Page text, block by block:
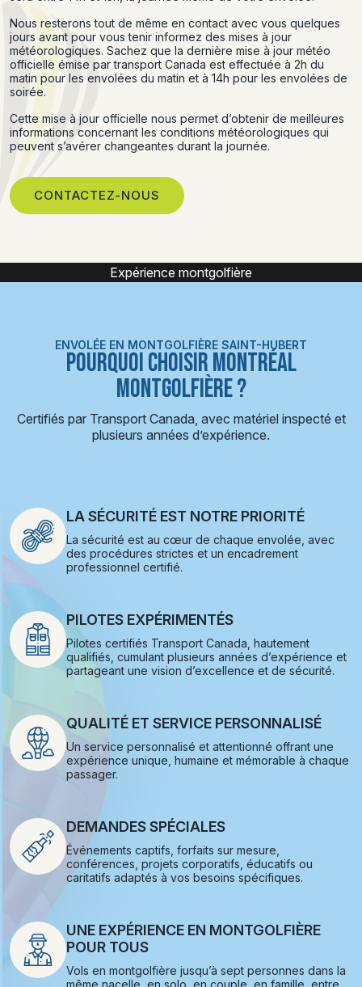
Nous resterons tout de même en contact avec vous quelques
jours avant pour vous tenir informez des mises à jour
météorologiques. Sachez que la dernière mise à jour météo
officielle émise par transport Canada est effectuée à 2h du
matin pour les envolées du matin et à 14h pour les envolées de
soirée.
Cette mise à jour officielle nous permet d’obtenir de meilleures
informations concernant les conditions météorologiques qui
peuvent s’avérer changeantes durant la journée.
CONTACTEZ-NOUS
Montgolfière
ENVOLÉE EN MONTGOLFIÈRE SAINT-HUBERT
POURQUOI CHOISIR MONTRÉAL
MONTGOLFIÈRE ?
Certifiés par Transport Canada, avec matériel inspecté et
plusieurs années d’expérience.
LA SÉCURITÉ EST NOTRE PRIORITÉ
La sécurité est au cœur de chaque envolée, avec
des procédures strictes et un encadrement
professionnel certifié.
PILOTES EXPÉRIMENTÉS
Pilotes certifiés Transport Canada, hautement
qualifiés, cumulant plusieurs années d’expérience et
partageant une vision d’excellence et de sécurité.
QUALITÉ ET SERVICE PERSONNALISÉ
Un service personnalisé et attentionné offrant une
expérience unique, humaine et mémorable à chaque
passager.
DEMANDES SPÉCIALES
Événements captifs, forfaits sur mesure,
conférences, projets corporatifs, éducatifs ou
caritatifs adaptés à vos besoins spécifiques.
UNE EXPÉRIENCE EN MONTGOLFIÈRE
POUR TOUS
Vols en montgolfière jusqu’à sept personnes dans la
même nacelle, en solo, en couple, en famille, entre